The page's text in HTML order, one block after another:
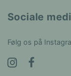
Sociale
Følg os på